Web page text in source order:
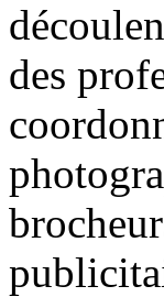
des